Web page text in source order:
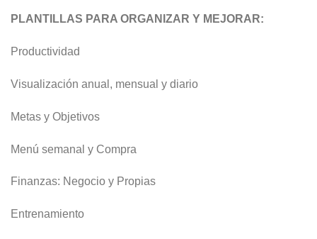
PLANTILLAS PARA ORGANIZAR Y MEJORAR:
Productividad
Visualización anual, mensual y diario
Metas y Objetivos
Menú semanal y Compra
Finanzas: Negocio y Propias
Entrenamiento